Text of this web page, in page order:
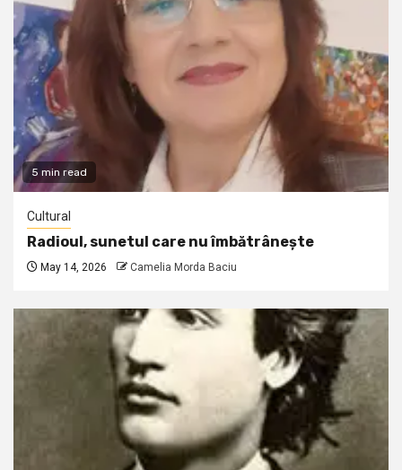
5 min read
Cultural
Radioul, sunetul care nu îmbătrânește
May 14, 2026 Camelia Morda Baciu